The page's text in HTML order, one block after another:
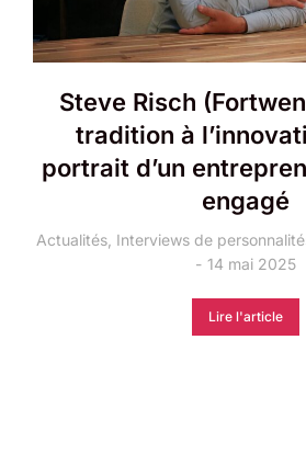
Steve Risch
tradition à
portrait d’un
engagé
Actualités, Interviews de
14 mai 2025
Lire l'article